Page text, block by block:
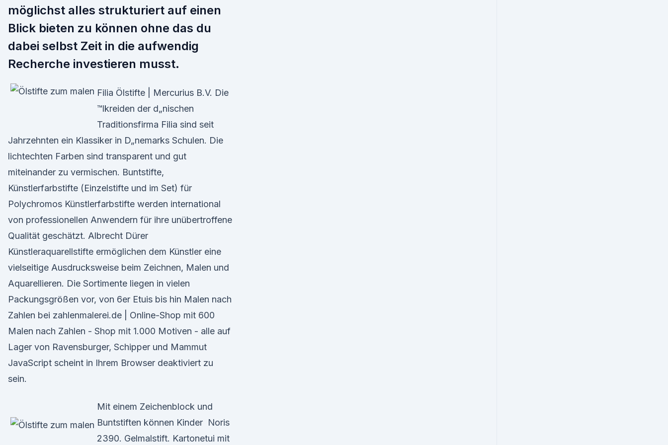
möglichst alles strukturiert auf einen
Blick bieten zu können ohne das du
dabei selbst Zeit in die aufwendig
Recherche investieren musst.
Filia Ölstifte | Mercurius B.V. Die
™lkreiden der d„nischen
Traditionsfirma Filia sind seit
Jahrzehnten ein Klassiker in D„nemarks Schulen. Die
lichtechten Farben sind transparent und gut
miteinander zu vermischen. Buntstifte,
Künstlerfarbstifte (Einzelstifte und im Set) für
Polychromos Künstlerfarbstifte werden international
von professionellen Anwendern für ihre unübertroffene
Qualität geschätzt. Albrecht Dürer
Künstleraquarellstifte ermöglichen dem Künstler eine
vielseitige Ausdrucksweise beim Zeichnen, Malen und
Aquarellieren. Die Sortimente liegen in vielen
Packungsgrößen vor, von 6er Etuis bis hin Malen nach
Zahlen bei zahlenmalerei.de | Online-Shop mit 600
Malen nach Zahlen - Shop mit 1.000 Motiven - alle auf
Lager von Ravensburger, Schipper und Mammut
JavaScript scheint in Ihrem Browser deaktiviert zu
sein.
Mit einem Zeichenblock und
Buntstiften können Kinder Noris
2390. Gelmalstift. Kartonetui mit